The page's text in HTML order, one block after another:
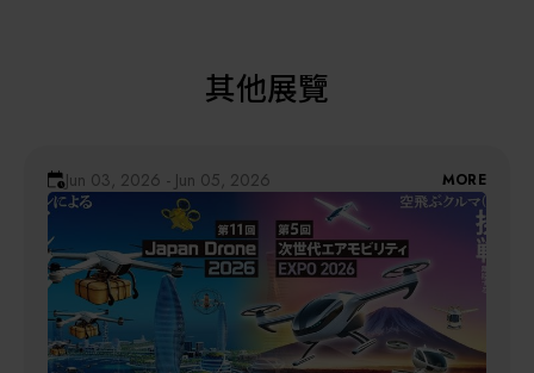
其他展覽
Jun 03, 2026 - Jun 05, 2026 MORE